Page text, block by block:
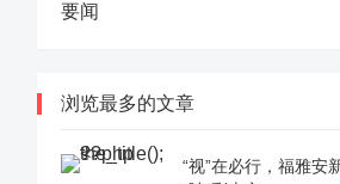
要闻
浏览最多的文章
“视”在必行，福雅安